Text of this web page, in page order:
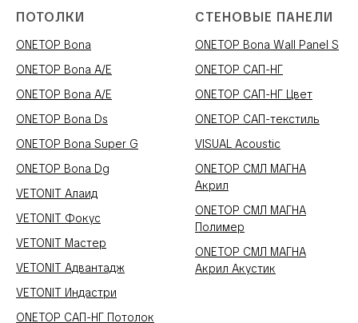
ПОТОЛКИ
ONETOP Bona
ONETOP Bona A/E
ONETOP Bona A/E
ONETOP Bona Ds
ONETOP Bona Super G
ONETOP Bona Dg
VETONIT Алаид
VETONIT Фокус
VETONIT Мастер
VETONIT Адвантадж
VETONIT Индастри
ONETOP САП-НГ Потолок
СТЕНОВЫЕ ПАНЕЛИ
ONETOP Bona Wall Panel S
ONETOP САП-НГ
ONETOP САП-НГ Цвет
ONETOP САП-текстиль
VISUAL Acoustic
ONETOP СМЛ МАГНА
Акрил
ONETOP СМЛ МАГНА
Полимер
ONETOP СМЛ МАГНА
Акрил Акустик